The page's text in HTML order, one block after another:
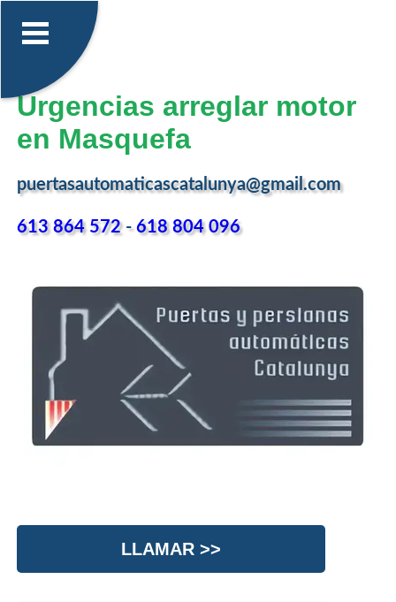
Urgencias arreglar motor
en Masquefa
puertasautomaticascatalunya@gmail.com
613 864 572-618 804 096
LLAMAR >>